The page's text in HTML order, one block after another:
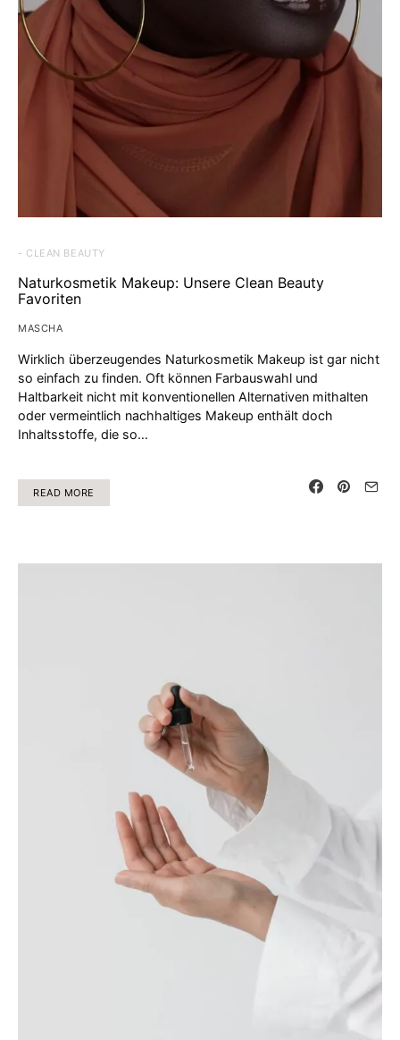
- CLEAN BEAUTY
Naturkosmetik Makeup: Unsere Clean Beauty
Favoriten
MASCHA
Wirklich überzeugendes Naturkosmetik Makeup ist gar nicht
so einfach zu finden. Oft können Farbauswahl und
Haltbarkeit nicht mit konventionellen Alternativen mithalten
oder vermeintlich nachhaltiges Makeup enthält doch
Inhaltsstoffe, die so…
READ MORE